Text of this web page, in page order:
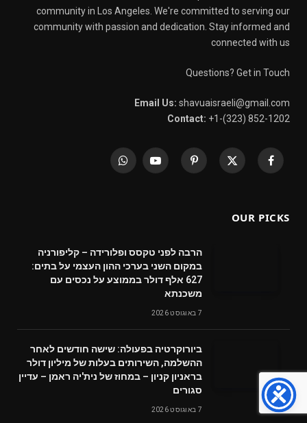
community in Los Angeles. We're committed to serving our
community with passion and dedication. Stay informed and
connected with us
Questions? Get in Touch
Email Us: shavuaisraeli@gmail.com
Contact: +1-(323) 852-1202
Facebook
X
Pinterest
YouTube
WhatsApp
OUR PICKS
הרבה לפני טקסס ופלורידה – קליפורניה
במקום השני בערכי ההון העצמי על בתים:
627 אלף דולר בממוצע על נכסים עם
משכנתא
7 באוגוסט 2026
ביורוקרטיה בפעולה: שישה חודשים לאחר
ההשלמה, השירותים בעלות של מיליון דולר
בראניון קניון – במחוז של נית'יה ראמן – עדיין
סגורים
7 באוגוסט 2026